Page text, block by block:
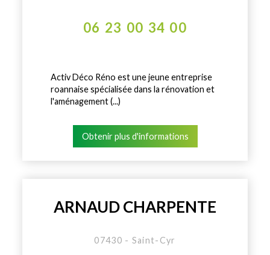
06 23 00 34 00
Activ Déco Réno est une jeune entreprise
roannaise spécialisée dans la rénovation et
l'aménagement (...)
Obtenir plus d'informations
ARNAUD CHARPENTE
07430 - Saint-Cyr